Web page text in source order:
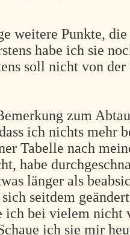
weitere Punkte,
habe ich sie
soll nicht von der
zum
ich nichts mehr
Tabelle nach
habe
länger als
seitdem
ich bei vielem nicht
ich sie mir